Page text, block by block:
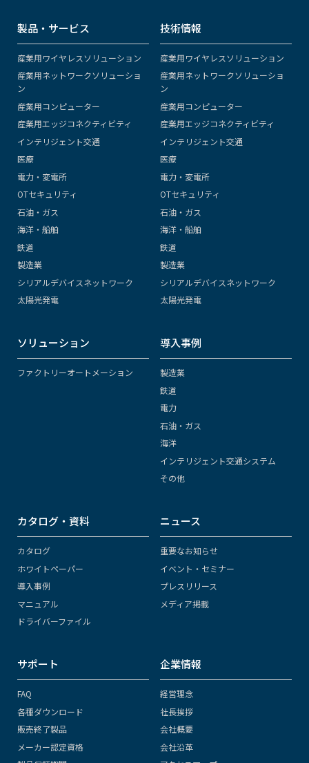
製品・サービス
産業用ワイヤレスソリューション
産業用ネットワークソリューショ
ン
産業用コンピューター
産業用エッジコネクティビティ
インテリジェント交通
医療
電力・変電所
OTセキュリティ
石油・ガス
海洋・船舶
鉄道
製造業
シリアルデバイスネットワーク
太陽光発電
技術情報
産業用ワイヤレスソリューション
産業用ネットワークソリューショ
ン
産業用コンピューター
産業用エッジコネクティビティ
インテリジェント交通
医療
電力・変電所
OTセキュリティ
石油・ガス
海洋・船舶
鉄道
製造業
シリアルデバイスネットワーク
太陽光発電
ソリューション
ファクトリーオートメーション
導入事例
製造業
鉄道
電力
石油・ガス
海洋
インテリジェント交通システム
その他
カタログ・資料
カタログ
ホワイトペーパー
導入事例
マニュアル
ドライバーファイル
ニュース
重要なお知らせ
イベント・セミナー
プレスリリース
メディア掲載
サポート
FAQ
各種ダウンロード
販売終了製品
メーカー認定資格
企業情報
経営理念
社長挨拶
会社概要
会社沿革